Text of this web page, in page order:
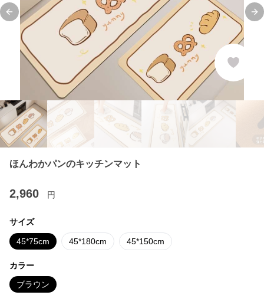
Previous slide
ほんわかパンのキッチンマット
2,960 円
サイズ
45*75cm 45*180cm 45*150cm
カラー
ブラウン